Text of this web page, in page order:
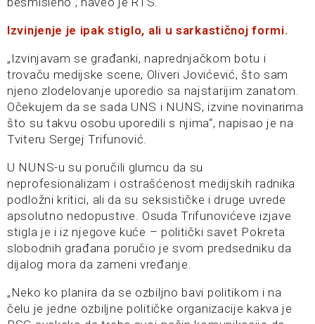
Izvinjenje je ipak stiglo, ali u sarkastičnoj formi.
„Izvinjavam se građanki, naprednjačkom botu i
trovaču medijske scene, Oliveri Jovićević, što sam
njeno zlodelovanje uporedio sa najstarijim zanatom.
Očekujem da se sada UNS i NUNS, izvine novinarima
što su takvu osobu uporedili s njima“, napisao je na
Tviteru Sergej Trifunović.
U NUNS-u su poručili glumcu da su
neprofesionalizam i ostrašćenost medijskih radnika
podložni kritici, ali da su seksističke i druge uvrede
apsolutno nedopustive. Osuda Trifunovićeve izjave
stigla je i iz njegove kuće – politički savet Pokreta
slobodnih građana poručio je svom predsedniku da
dijalog mora da zameni vređanje.
„Neko ko planira da se ozbiljno bavi politikom i na
čelu je jedne ozbiljne političke organizacije kakva je